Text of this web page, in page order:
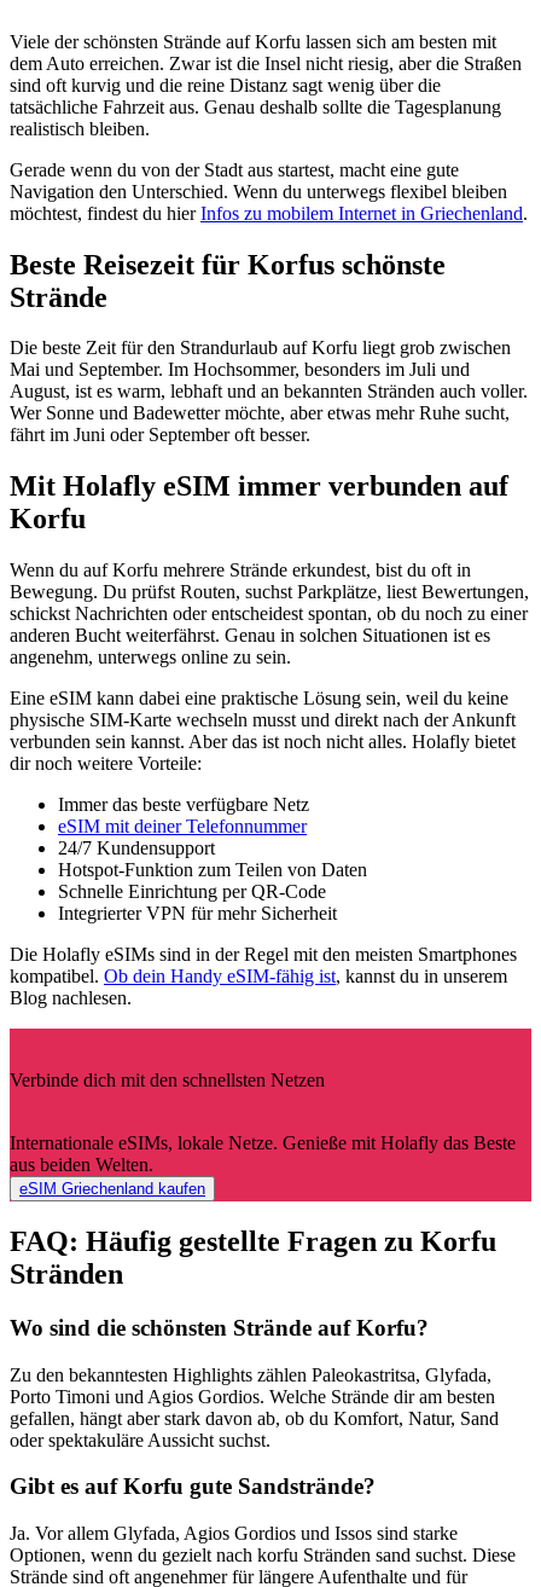
Viele der schönsten Strände auf Korfu lassen sich am besten mit
dem Auto erreichen. Zwar ist die Insel nicht riesig, aber die Straßen
sind oft kurvig und die reine Distanz sagt wenig über die
tatsächliche Fahrzeit aus. Genau deshalb sollte die Tagesplanung
realistisch bleiben.
Gerade wenn du von der Stadt aus startest, macht eine gute
Navigation den Unterschied. Wenn du unterwegs flexibel bleiben
möchtest, findest du hierInfos zu mobilem Internet in Griechenland.
Beste Reisezeit für Korfus schönste
Strände
Die beste Zeit für den Strandurlaub auf Korfu liegt grob zwischen
Mai und September. Im Hochsommer, besonders im Juli und
August, ist es warm, lebhaft und an bekannten Stränden auch voller.
Wer Sonne und Badewetter möchte, aber etwas mehr Ruhe sucht,
fährt im Juni oder September oft besser.
Mit Holafly eSIM immer verbunden auf
Korfu
Wenn du auf Korfu mehrere Strände erkundest, bist du oft in
Bewegung. Du prüfst Routen, suchst Parkplätze, liest Bewertungen,
schickst Nachrichten oder entscheidest spontan, ob du noch zu einer
anderen Bucht weiterfährst. Genau in solchen Situationen ist es
angenehm, unterwegs online zu sein.
Eine eSIM kann dabei eine praktische Lösung sein, weil du keine
physische SIM-Karte wechseln musst und direkt nach der Ankunft
verbunden sein kannst. Aber das ist noch nicht alles. Holafly bietet
dir noch weitere Vorteile:
Immer das beste verfügbare Netz
eSIM mit deiner Telefonnummer
24/7 Kundensupport
Hotspot-Funktion zum Teilen von Daten
Schnelle Einrichtung per QR-Code
Integrierter VPN für mehr Sicherheit
Die Holafly eSIMs sind in der Regel mit den meisten Smartphones
kompatibel. Ob dein Handy eSIM-fähig ist, kannst du in unserem
Blog nachlesen.
Verbinde dich mit den schnellsten Netzen
Internationale eSIMs, lokale Netze. Genieße mit Holafly das Beste
aus beiden Welten.
eSIM Griechenland kaufen
FAQ: Häufig gestellte Fragen zu Korfu
Stränden
Wo sind die schönsten Strände auf Korfu?
Zu den bekanntesten Highlights zählen Paleokastritsa, Glyfada,
Porto Timoni und Agios Gordios. Welche Strände dir am besten
gefallen, hängt aber stark davon ab, ob du Komfort, Natur, Sand
oder spektakuläre Aussicht suchst.
Gibt es auf Korfu gute Sandstrände?
Ja. Vor allem Glyfada, Agios Gordios und Issos sind starke
Optionen, wenn du gezielt nach korfu Stränden sand suchst. Diese
Strände sind oft angenehmer für längere Aufenthalte und für